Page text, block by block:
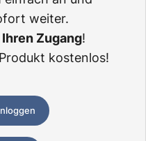
weiter.
Zugang!
kostenlos!